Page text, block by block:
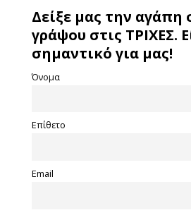
Δείξε μας την αγάπη
γράψου στις ΤΡΙΧΕΣ.
σημαντικό για μας!
Όνομα
Επίθετο
Email